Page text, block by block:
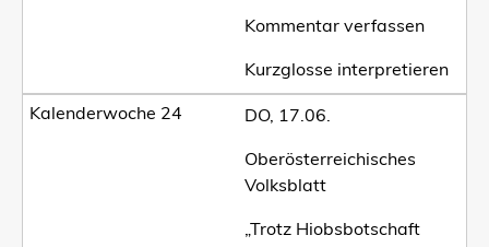
Kommentar verfassen
Kurzglosse interpretieren
DO, 17.06.
Oberösterreichisches
Volksblatt
„Trotz Hiobsbotschaft